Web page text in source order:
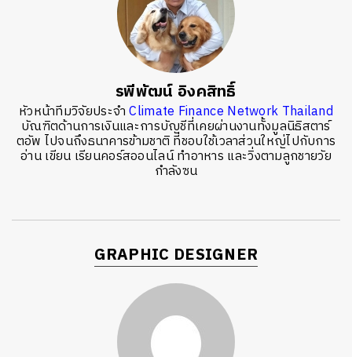
รพีพัฒน์ อิงคสิทธิ์
หัวหน้าทีมวิจัยประจำClimate Finance Network Thailand
บัณฑิตด้านการเงินและการบัญชีที่เคยผ่านงานทั้งมูลนิธิสตาร์
ตอัพ ไปจนถึงธนาคารข้ามชาติ ที่ชอบใช้เวลาส่วนใหญ่ไปกับการ
อ่าน เขียน เรียนคอร์สออนไลน์ ทำอาหาร และวิ่งตามลูกชายวัย
กำลังซน
GRAPHIC DESIGNER